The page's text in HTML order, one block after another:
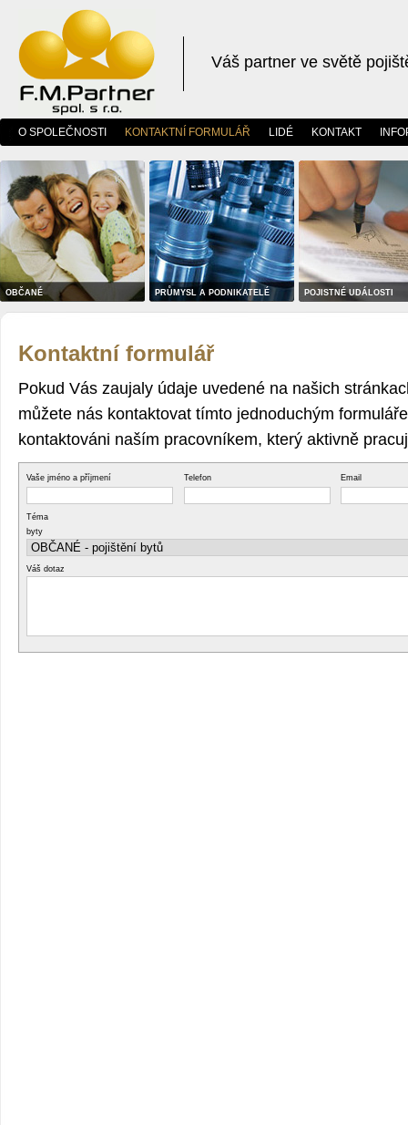
Váš partner ve světě
O SPOLEČNOSTI KONTAKTNÍ FORMULÁŘ LIDÉ KONTAKT
OBČANÉ PRŮMYSL A PODNIKATELÉ POJISTNÉ UDÁLOSTI
Kontaktní formulář
Pokud Vás zaujaly údaje uvedené na našich
můžete nás kontaktovat tímto jednoduchým
kontaktováni naším pracovníkem, který aktivně
Vaše jméno a příjmení Telefon Email
Téma
byty
Váš dotaz